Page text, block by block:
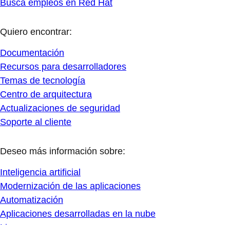
Busca empleos en Red Hat
Quiero encontrar:
Documentación
Recursos para desarrolladores
Temas de tecnología
Centro de arquitectura
Actualizaciones de seguridad
Soporte al cliente
Deseo más información sobre:
Inteligencia artificial
Modernización de las aplicaciones
Automatización
Aplicaciones desarrolladas en la nube